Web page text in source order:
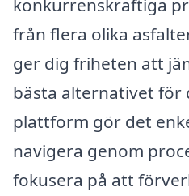
konkurrenskraftiga
från flera olika
ger dig friheten att
bästa alternativet för
plattform gör det
navigera genom
fokusera på att